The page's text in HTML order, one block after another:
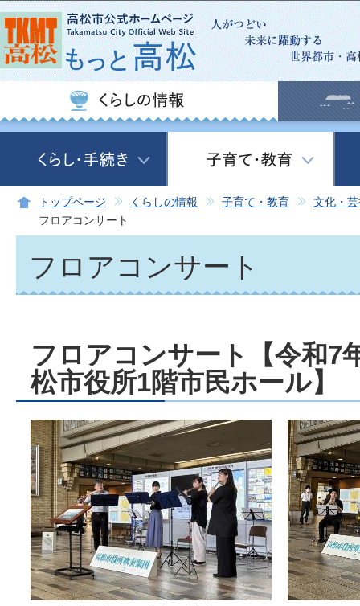
この
トップページ くらしの情報 子育て・教育
文化・
フロアコンサート
フロアコンサート
フロアコンサート【令和7
松市役所1階市民ホール】